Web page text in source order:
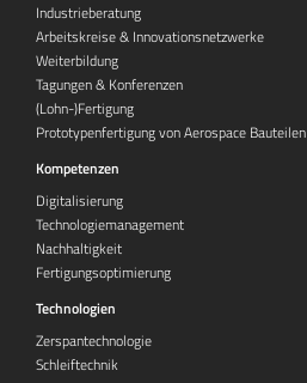
Industrieberatung
Arbeitskreise & Innovationsnetzwerke
Weiterbildung
Tagungen & Konferenzen
(Lohn-)Fertigung
Prototypenfertigung von Aerospace Bauteilen
Kompetenzen
Digitalisierung
Technologiemanagement
Nachhaltigkeit
Fertigungsoptimierung
Technologien
Zerspantechnologie
Schleiftechnik